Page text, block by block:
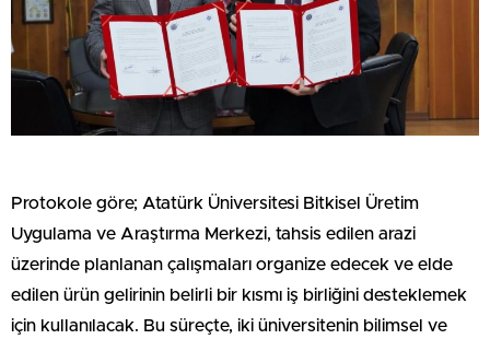
Protokole göre; Atatürk Üniversitesi Bitkisel Üretim
Uygulama ve Araştırma Merkezi, tahsis edilen arazi
üzerinde planlanan çalışmaları organize edecek ve elde
edilen ürün gelirinin belirli bir kısmı iş birliğini desteklemek
için kullanılacak. Bu süreçte, iki üniversitenin bilimsel ve